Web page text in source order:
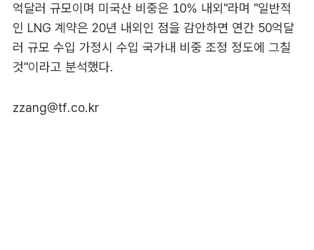
억달러 규모이며 미국산 비중은 10% 내외"라며 "일반적
인 LNG 계약은 20년 내외인 점을 감안하면 연간 50억달
러 규모 수입 가정시 수입 국가내 비중 조정 정도에 그칠
것"이라고 분석했다.
zzang@tf.co.kr